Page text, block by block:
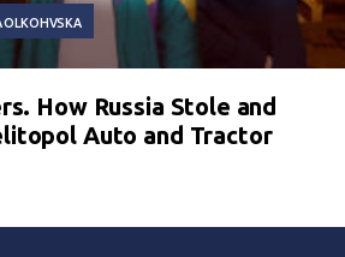
OLKOHVSKA
How Russia Stole and
Auto and Tractor